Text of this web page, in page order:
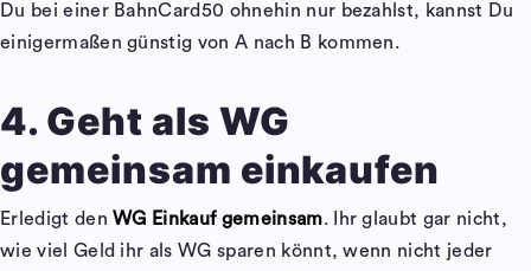
Du bei einer BahnCard50 ohnehin nur bezahlst, kannst Du
einigermaßen günstig von A nach B kommen.
4. Geht als WG
gemeinsam einkaufen
Erledigt denWG Einkauf gemeinsam. Ihr glaubt gar nicht,
wie viel Geld ihr als WG sparen könnt, wenn nicht jeder